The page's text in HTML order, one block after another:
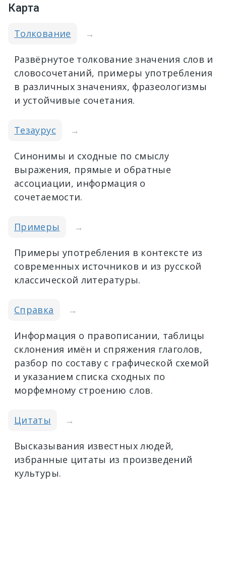
Карта
Толкование →
Развёрнутое толкование значения слов и
словосочетаний, примеры употребления
в различных значениях, фразеологизмы
и устойчивые сочетания.
Тезаурус →
Синонимы и сходные по смыслу
выражения, прямые и обратные
ассоциации, информация о
сочетаемости.
Примеры →
Примеры употребления в контексте из
современных источников и из русской
классической литературы.
Справка →
Информация о правописании, таблицы
склонения имён и спряжения глаголов,
разбор по составу с графической схемой
и указанием списка сходных по
морфемному строению слов.
Цитаты →
Высказывания известных людей,
избранные цитаты из произведений
культуры.